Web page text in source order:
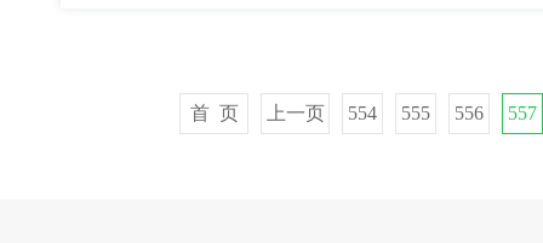
首 页 上一页 554 555 556 557